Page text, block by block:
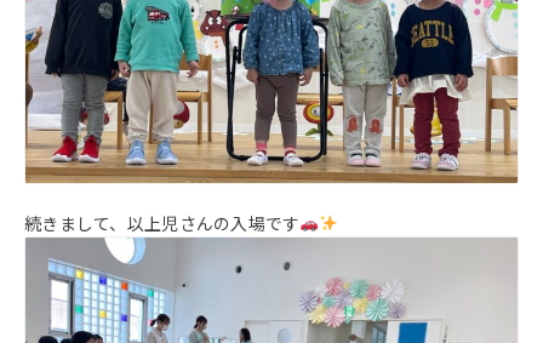
続きまして、以上児さんの入場です